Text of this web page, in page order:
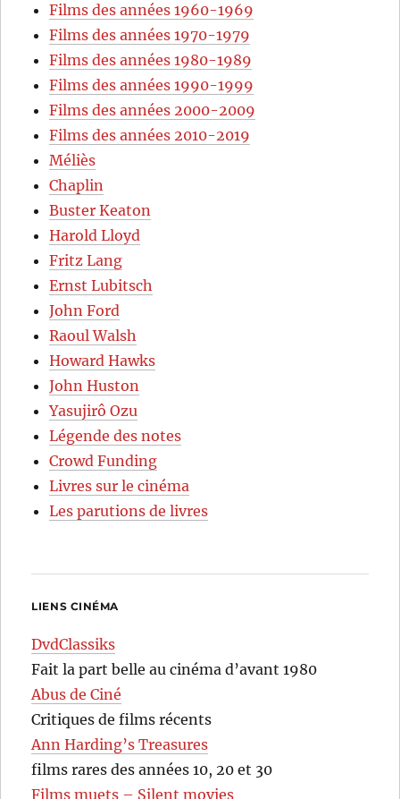
Films des années 1960-1969
Films des années 1970-1979
Films des années 1980-1989
Films des années 1990-1999
Films des années 2000-2009
Films des années 2010-2019
Méliès
Chaplin
Buster Keaton
Harold Lloyd
Fritz Lang
Ernst Lubitsch
John Ford
Raoul Walsh
Howard Hawks
John Huston
Yasujirô Ozu
Légende des notes
Crowd Funding
Livres sur le cinéma
Les parutions de livres
LIENS CINÉMA
DvdClassiks
Fait la part belle au cinéma d’avant 1980
Abus de Ciné
Critiques de films récents
Ann Harding’s Treasures
films rares des années 10, 20 et 30
Films muets – Silent movies